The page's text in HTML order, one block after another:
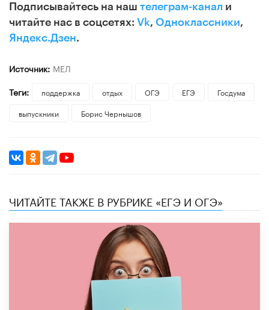
Подписывайтесь на наш телеграм-канал и
читайте нас в соцсетях: Vk, Одноклассники,
Яндекс.Дзен.
Источник: МЕЛ
Теги:
поддержка отдых ОГЭ ЕГЭ
Госдума
выпускники
Борис Чернышов
ЧИТАЙТЕ ТАКЖЕ В РУБРИКЕ «ЕГЭ И ОГЭ»